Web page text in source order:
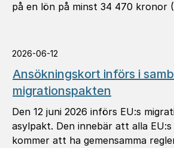
på en lön på minst 34 470 kronor
2026-06-12
Ansökningskort införs i
migrationspakten
Den 12 juni 2026 införs EU:s
asylpakt. Den innebär att alla
kommer att ha gemensamma